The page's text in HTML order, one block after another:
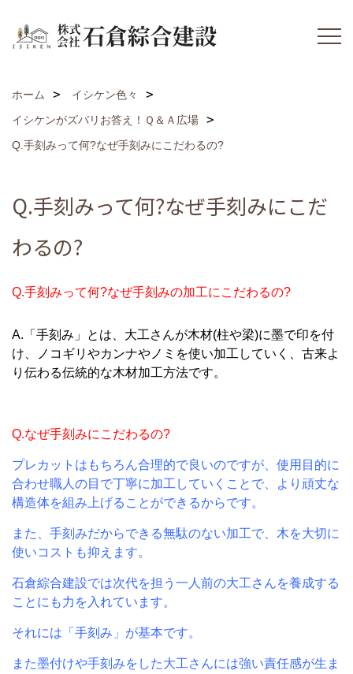
ホーム
イシケン色々
イシケンがズバリお答え！Ｑ＆Ａ広場
Q.手刻みって何?なぜ手刻みにこだわるの?
Q.手刻みって何?なぜ手刻みにこだ
わるの?
Q.手刻みって何?なぜ手刻みの加工にこだわるの?
A.「手刻み」とは、大工さんが木材(柱や梁)に墨で印を付
け、ノコギリやカンナやノミを使い加工していく、古来よ
り伝わる伝統的な木材加工方法です。
Q.なぜ手刻みにこだわるの?
プレカットはもちろん合理的で良いのですが、 使用目的に
合わせ職人の目で丁寧に加工していくことで、
より頑丈な
構造体を組み上げることができるからです。
また、手刻みだからできる無駄のない加工で、 木を大切に
使いコストも抑えます。
石倉綜合建設では次代を担う一人前の大工さんを養成する
ことにも力を入れています。
それには「手刻み」が基本です。
また墨付けや手刻みをした大工さんには強い責任感が生ま